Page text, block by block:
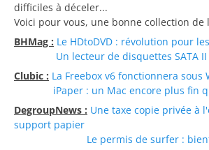
difficiles à déceler...
Voici pour vous, une bonne collection de
BHMag : Le HDtoDVD : révolution pour
Un lecteur de disquettes SATA II
Clubic : La Freebox v6 fonctionnera sous
iPaper : un Mac encore plus fin
DegroupNews : Une taxe copie privée à
support papier
Le permis de surfer :